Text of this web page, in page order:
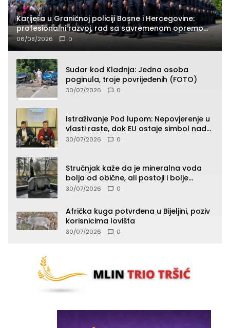
Karijera u Graničnoj policiji Bosne i Hercegovine:
profesionalni razvoj, rad sa savremenom opremom
i služba građanima
06/08/2026 0
Sudar kod Kladnja: Jedna osoba
poginula, troje povrijeđenih (FOTO)
30/07/2026 0
Istraživanje Pod lupom: Nepovjerenje u
vlasti raste, dok EU ostaje simbol nade
građana
30/07/2026 0
Stručnjak kaže da je mineralna voda
bolja od obične, ali postoji i bolje
rješenje
30/07/2026 0
Afrička kuga potvrđena u Bijeljini, poziv
korisnicima lovišta
30/07/2026 0